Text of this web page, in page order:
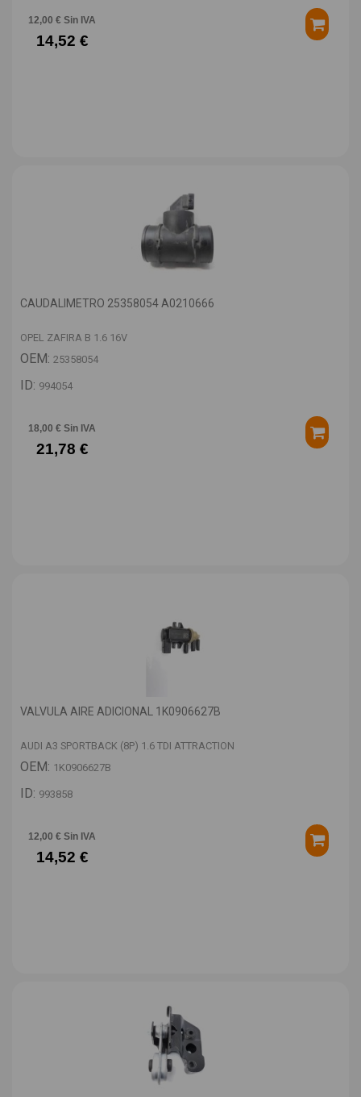
12,00 € Sin IVA
14,52 €
CAUDALIMETRO 25358054 A0210666
OPEL ZAFIRA B 1.6 16V
OEM: 25358054
ID: 994054
18,00 € Sin IVA
21,78 €
VALVULA AIRE ADICIONAL 1K0906627B
AUDI A3 SPORTBACK (8P) 1.6 TDI ATTRACTION
OEM: 1K0906627B
ID: 993858
12,00 € Sin IVA
14,52 €